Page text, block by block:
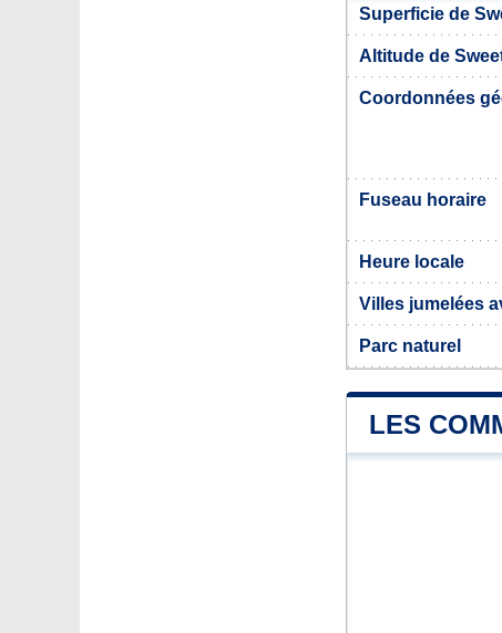
Superficie de
Altitude de
Coordonnées
Fuseau horaire
Heure locale
Villes jumelées
Parc naturel
LES